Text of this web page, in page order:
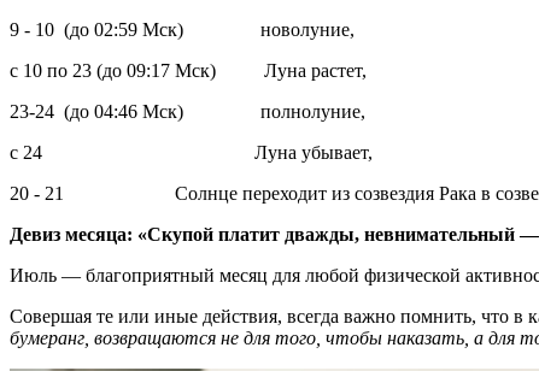
9 - 10 (до 02:59 Мск) новолуние,
с 10 по 23 (до 09:17 Мск) Луна растет,
23-24 (до 04:46 Мск) полнолуние,
с 24 Луна убывает,
20 - 21 Солнце переходит из созвездия Рака в
Девиз месяца: «Скупой платит дважды, невнимательный
Июль — благоприятный месяц для любой физической
Совершая те или иные действия, всегда важно помнить, что
бумеранг, возвращаются не для того, чтобы наказать, а для